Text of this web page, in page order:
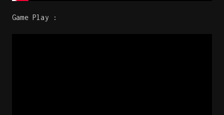
Game Play :